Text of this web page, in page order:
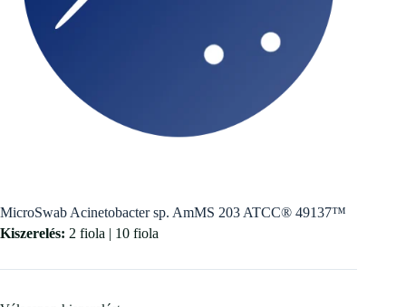
MicroSwab Acinetobacter sp. AmMS 203 ATCC® 49137™
Kiszerelés: 2 fiola | 10 fiola